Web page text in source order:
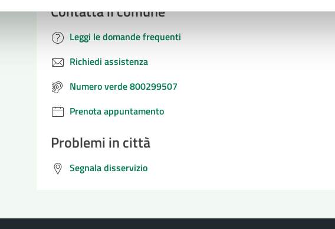
Contatta il comune
Leggi le domande frequenti
Richiedi assistenza
Numero verde 800299507
Prenota appuntamento
Problemi in città
Segnala disservizio